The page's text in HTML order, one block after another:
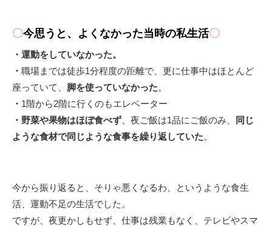
〇今思うと、よくなかった当時の私生活〇
・運動をしていなかった。
・ 職場までは徒歩1分程度の距離で、更に仕事中はほとんど
座っていて、 脚を使っていなかった。
・ 1階から2階に行くのもエレベーター
・野菜や果物はほぼ食べず 、夜ご飯は1品にご飯のみ、
同じ
ような食材で同じような食事を繰り返していた。
今から振り返ると、そりゃ悪くなるわ、というような食生
活、運動不足の生活でした。
ですが、夜更かしもせず、仕事は残業もなく、テレビやスマ